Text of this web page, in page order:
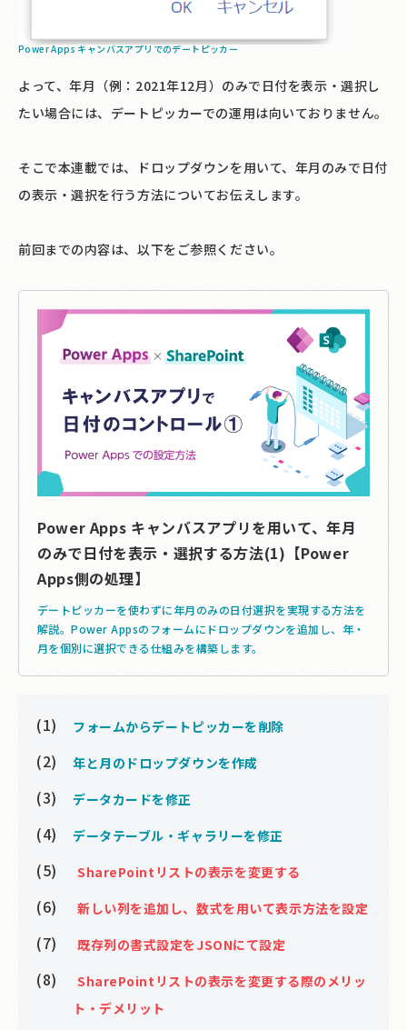
Power Apps キャンバスアプリでのデートピッカー
よって、年月（例：2021年12月）のみで日付を表示・選択し
たい場合には、デートピッカーでの運用は向いておりません。
そこで本連載では、ドロップダウンを用いて、年月のみで日付
の表示・選択を行う方法についてお伝えします。
前回までの内容は、以下をご参照ください。
Power Apps キャンバスアプリを用いて、年月
のみで日付を表示・選択する方法(1)【Power
Apps側の処理】
デートピッカーを使わずに年月のみの日付選択を実現する方法を
解説。Power Appsのフォームにドロップダウンを追加し、年・
月を個別に選択できる仕組みを構築します。
フォームからデートピッカーを削除
年と月のドロップダウンを作成
データカードを修正
データテーブル・ギャラリーを修正
SharePointリストの表示を変更する
新しい列を追加し、数式を用いて表示方法を設定
既存列の書式設定をJSONにて設定
SharePointリストの表示を変更する際のメリッ
ト・デメリット